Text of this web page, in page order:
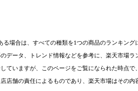
場合は、すべての種類を1つの商品のランキン
データ、トレンド情報などを参考に、楽天市場
ていますが、このページをご覧になられた時点
店舗の責任によるものであり、楽天市場はその内